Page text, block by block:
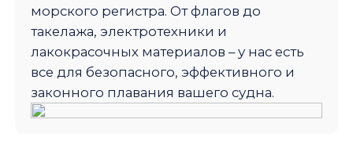
морского регистра. От флагов до
такелажа, электротехники и
лакокрасочных материалов – у нас есть
все для безопасного, эффективного и
законного плавания вашего судна.